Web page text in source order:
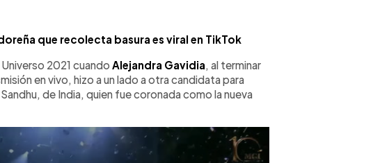
que recolecta basura es viral en TikTok
2021 cuando Alejandra Gavidia , al terminar
en vivo, hizo a un lado a otra candidata para
de India, quien fue coronada como la nueva